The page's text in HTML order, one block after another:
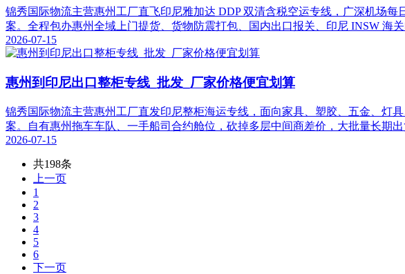
锦秀国际物流主营惠州工厂直飞印尼雅加达 DDP 双清含税空运专线，广深机场
案。全程包办惠州全域上门提货、货物防震打包、国内出口报关、印尼 INSW 海
2026-07-15
惠州到印尼出口整柜专线_批发_厂家价格便宜划算
锦秀国际物流主营惠州工厂直发印尼整柜海运专线，面向家具、塑胶、五金、灯
案。自有惠州拖车车队、一手船司合约舱位，砍掉多层中间商差价，大批量长期
2026-07-15
共198条
上一页
1
2
3
4
5
6
下一页